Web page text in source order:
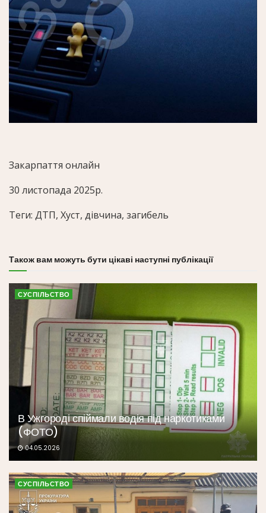
Закарпаття онлайн
30 листопада 2025р.
Теги: ДТП, Хуст, дівчина, загибель
Також вам можуть бути цікаві наступні публікації
СУСПІЛЬСТВО
В Ужгороді спіймали водія під наркотиками
(ФОТО)
04.05.2026
СУСПІЛЬСТВО